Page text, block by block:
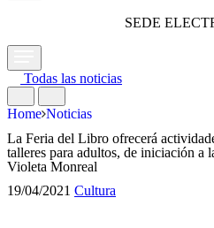
SEDE
Todas las noticias
Home Noticias
La Feria del Libro ofrecerá
talleres para adultos, de iniciación a
Violeta Monreal
19/04/2021 Cultura